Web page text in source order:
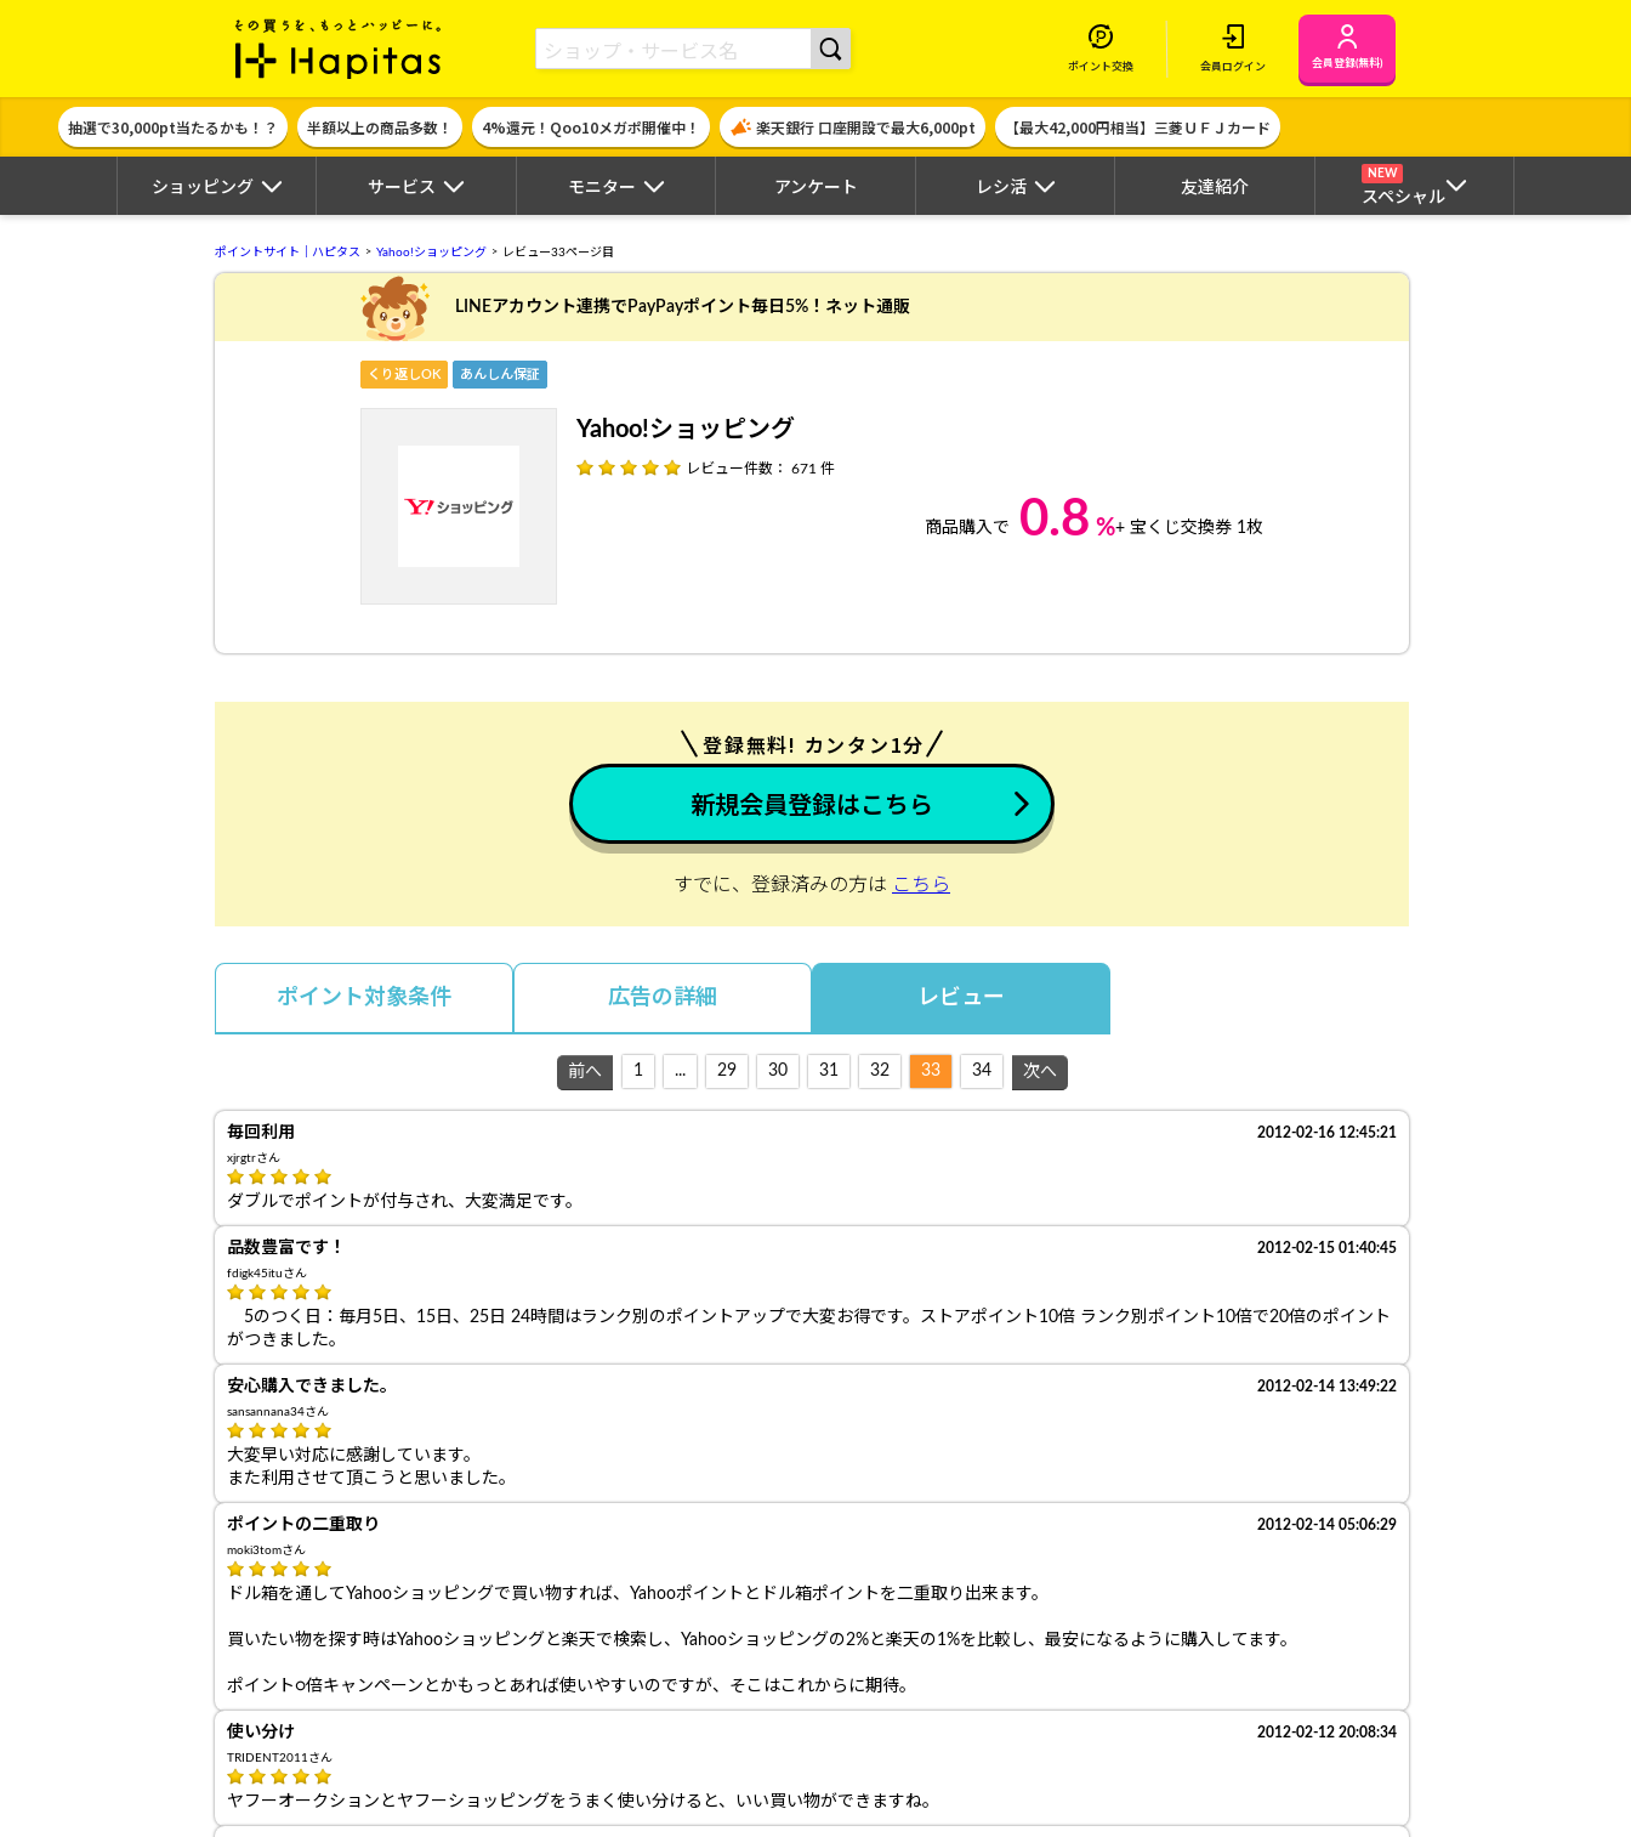
ポイント貯めて現金やギフト券に交換できるポイントサイト | ハピタス
ポイント交換 会員ログイン 会員登録(無料)
抽選で30,000pt当たるかも！？ 半額以上の商品多数！ 4%還元！Qoo10メガポ開催中！ 楽天銀行 口座開設で最大6,000pt 【最大42,000円相当】三菱ＵＦＪカード
ショッピング サービス モニター アンケート レシ活 友達紹介
NEW
スペシャル
ポイントサイト｜ハピタス Yahoo!ショッピング レビュー33ページ目
LINEアカウント連携でPayPayポイント毎日5%！ネット通販
くり返しOK あんしん保証
Yahoo!ショッピング
レビュー件数： 671 件
商品購入で 0.8 %+ 宝くじ交換券 1枚
登録無料! カンタン1分
新規会員登録はこちら
すでに、登録済みの方は こちら
ポイント対象条件 広告の詳細 レビュー
前へ 1 ... 29 30 31 32 33 34 次へ
毎回利用 2012-02-16 12:45:21
xjrgtrさん
ダブルでポイントが付与され、大変満足です。
品数豊富です！ 2012-02-15 01:40:45
fdigk45ituさん
5のつく日：毎月5日、15日、25日 24時間はランク別のポイントアップで大変お得です。ストアポイント10倍 ランク別ポイント10倍で20倍のポイント
がつきました。
安心購入できました。 2012-02-14 13:49:22
sansannana34さん
大変早い対応に感謝しています。
また利用させて頂こうと思いました。
ポイントの二重取り 2012-02-14 05:06:29
moki3tomさん
ドル箱を通してYahooショッピングで買い物すれば、Yahooポイントとドル箱ポイントを二重取り出来ます。
買いたい物を探す時はYahooショッピングと楽天で検索し、Yahooショッピングの2%と楽天の1%を比較し、最安になるように購入してます。
ポイント○倍キャンペーンとかもっとあれば使いやすいのですが、そこはこれからに期待。
使い分け 2012-02-12 20:08:34
TRIDENT2011さん
ヤフーオークションとヤフーショッピングをうまく使い分けると、いい買い物ができますね。